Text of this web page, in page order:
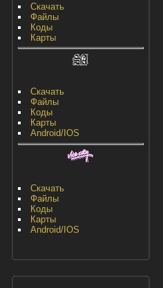
Скачать
Файлы
Коды
Карты
Скачать
Файлы
Коды
Карты
Android/IOS
Скачать
Файлы
Коды
Карты
Android/IOS